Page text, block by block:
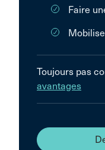
Faire
Toujours pas
avantages